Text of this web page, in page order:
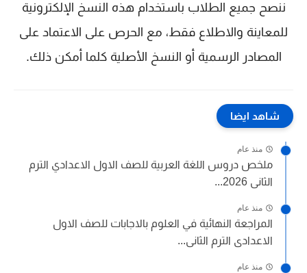
ننصح جميع الطلاب باستخدام هذه النسخ الإلكترونية
للمعاينة والاطلاع فقط، مع الحرص على الاعتماد على
المصادر الرسمية أو النسخ الأصلية كلما أمكن ذلك.
شاهد ايضا
منذ عام
ملخص دروس اللغة العربية للصف الاول الاعدادي الترم
الثانى 2026...
منذ عام
المراجعة النهائية في العلوم بالاجابات للصف الاول
الاعدادى الترم الثانى...
منذ عام